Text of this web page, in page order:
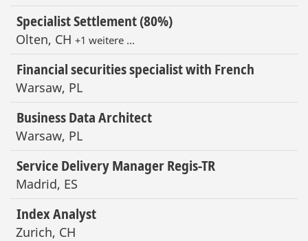
Specialist Settlement (80%)
Olten, CH +1 weitere …
Financial securities specialist with French
Warsaw, PL
Business Data Architect
Warsaw, PL
Service Delivery Manager Regis-TR
Madrid, ES
Index Analyst
Zurich, CH